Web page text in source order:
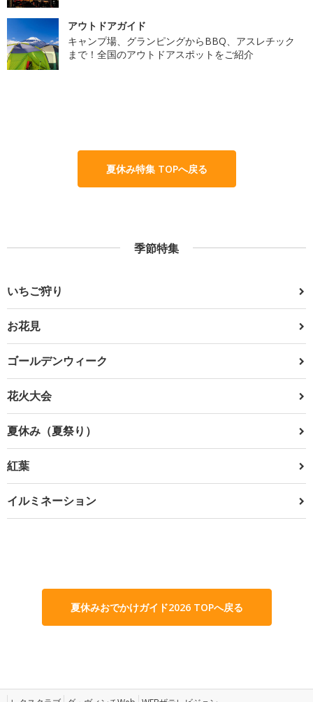
アウトドアガイド
キャンプ場、グランピングからBBQ、アスレチック
まで！全国のアウトドアスポットをご紹介
夏休み特集 TOPへ戻る
季節特集
いちご狩り
お花見
ゴールデンウィーク
花火大会
夏休み（夏祭り）
紅葉
イルミネーション
夏休みおでかけガイド2026 TOPへ戻る